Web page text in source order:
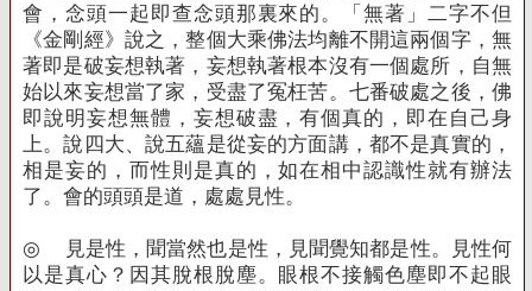
會，念頭一起即查念頭那裏來的。「無著」二字不但
《金剛經》說之，整個大乘佛法均離不開這兩個字，無
著即是破妄想執著，妄想執著根本沒有一個處所，自無
始以來妄想當了家，受盡了冤枉苦。七番破處之後，佛
即說明妄想無體，妄想破盡，有個真的，即在自己身
上。說四大、說五蘊是從妄的方面講，都不是真實的，
相是妄的，而性則是真的，如在相中認識性就有辦法
了。會的頭頭是道，處處見性。
◎
見是性，聞當然也是性，見聞覺知都是性。見性何
以是真心？因其脫根脫塵。眼根不接觸色塵即不起眼